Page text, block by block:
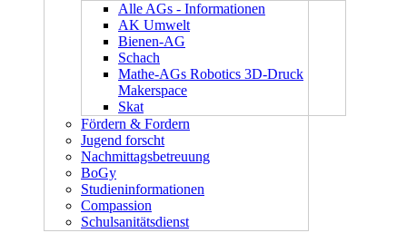
Alle AGs - Informationen
AK Umwelt
Bienen-AG
Schach
Mathe-AGs Robotics 3D-Druck
Makerspace
Skat
Fördern & Fordern
Jugend forscht
Nachmittagsbetreuung
BoGy
Studieninformationen
Compassion
Schulsanitätsdienst